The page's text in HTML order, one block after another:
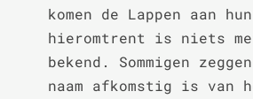
komen de Lappen aan
hieromtrent is niets
bekend. Sommigen
naam afkomstig is van